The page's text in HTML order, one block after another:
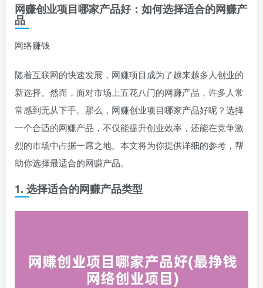
网赚创业项目哪家产品好：如何选择适合的网赚产
品
网络赚钱
随着互联网的快速发展，网赚项目成为了越来越多人创业的
新选择。然而，面对市场上五花八门的网赚产品，许多人常
常感到无从下手。那么，网赚创业项目哪家产品好呢？选择
一个合适的网赚产品，不仅能提升创业效率，还能在竞争激
烈的市场中占据一席之地。本文将为你提供详细的参考，帮
助你选择最适合的网赚产品。
1. 选择适合的网赚产品类型